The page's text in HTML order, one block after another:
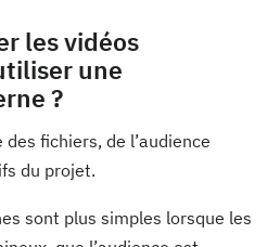
les vidéos
une
?
fichiers, de l’audience
du projet.
sont plus simples lorsque les